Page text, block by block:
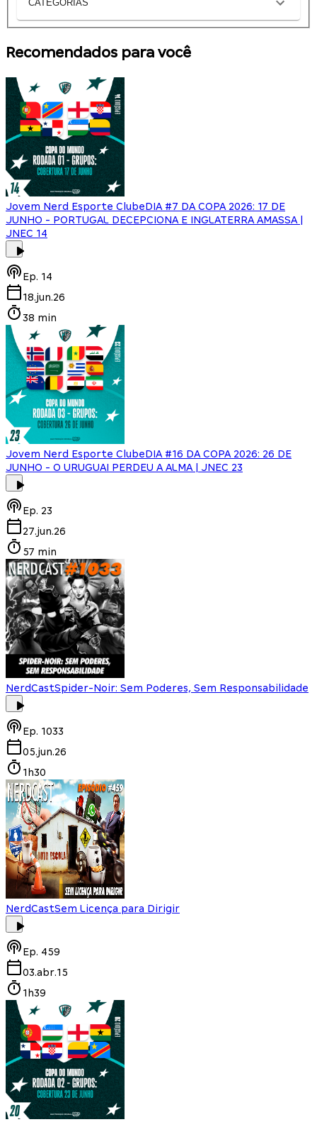
CATEGORIAS
Recomendados para você
Jovem Nerd Esporte ClubeDIA #7 DA COPA 2026: 17 DE
JUNHO - PORTUGAL DECEPCIONA E INGLATERRA AMASSA |
JNEC 14
Ep. 14
18.jun.26
38 min
Jovem Nerd Esporte ClubeDIA #16 DA COPA 2026: 26 DE
JUNHO - O URUGUAI PERDEU A ALMA | JNEC 23
Ep. 23
27.jun.26
57 min
NerdCastSpider-Noir: Sem Poderes, Sem Responsabilidade
Ep. 1033
05.jun.26
1h30
NerdCastSem Licença para Dirigir
Ep. 459
03.abr.15
1h39